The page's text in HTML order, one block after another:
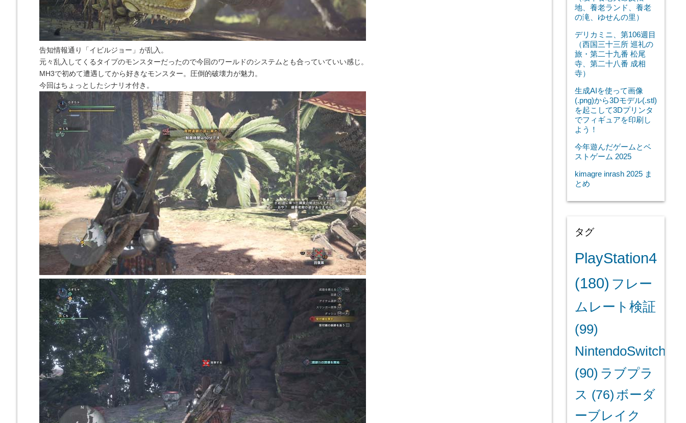
告知情報通り「イビルジョー」が乱入。
元々乱入してくるタイプのモンスターだったので今回のワールドのシステムとも合っていていい感じ。
MH3で初めて遭遇してから好きなモンスター。圧倒的破壊力が魅力。
今回はちょっとしたシナリオ付き。
地、養老ランド、養老
の滝、ゆせんの里）
デリカミニ、第106週目
（西国三十三所 巡礼の
旅・第二十九番 松尾
寺、第二十八番 成相
寺）
生成AIを使って画像
(.png)から3Dモデル(.stl)
を起こして3Dプリンタ
でフィギュアを印刷し
よう！
今年遊んだゲームとベ
ストゲーム 2025
kimagre inrash 2025 ま
とめ
タグ
PlayStation4
(180) フレー
ムレート検証
(99)
NintendoSwitch
(90) ラブプラ
ス (76) ボーダ
ーブレイク